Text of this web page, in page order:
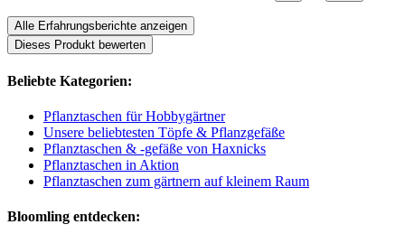
Alle Erfahrungsberichte anzeigen
Dieses Produkt bewerten
Beliebte Kategorien:
Pflanztaschen für Hobbygärtner
Unsere beliebtesten Töpfe & Pflanzgefäße
Pflanztaschen & -gefäße von Haxnicks
Pflanztaschen in Aktion
Pflanztaschen zum gärtnern auf kleinem Raum
Bloomling entdecken: